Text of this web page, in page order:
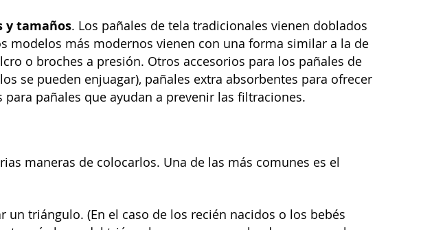
y tamaños. Los pañales de tela tradicionales vienen doblados
modelos más modernos vienen con una forma similar a la de
o broches a presión. Otros accesorios para los pañales de
se pueden enjuagar), pañales extra absorbentes para ofrecer
pañales que ayudan a prevenir las filtraciones.
maneras de colocarlos. Una de las más comunes es el
triángulo. (En el caso de los recién nacidos o los bebés